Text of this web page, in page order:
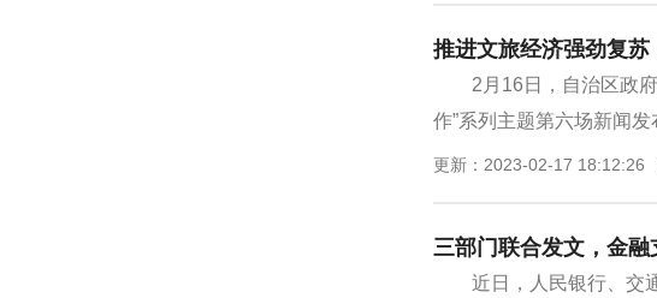
推进文旅经济强劲复
2月16日，自治区政
作”系列主题第六场新闻
更新：2023-02-17 18:12:26
三部门联合发文，金
近日，人民银行、交